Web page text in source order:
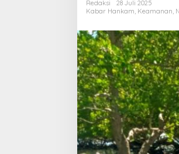
Redaksi
28 Juli 2025
Kabar Hankam, Keamanan,